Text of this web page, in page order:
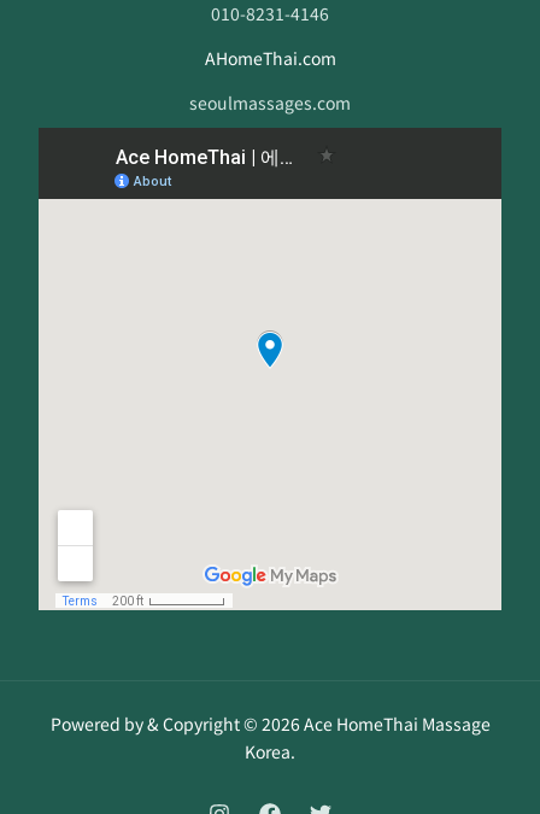
010-8231-4146
AHomeThai.com
seoulmassages.com
Powered by & Copyright © 2026 Ace HomeThai Massage
Korea.